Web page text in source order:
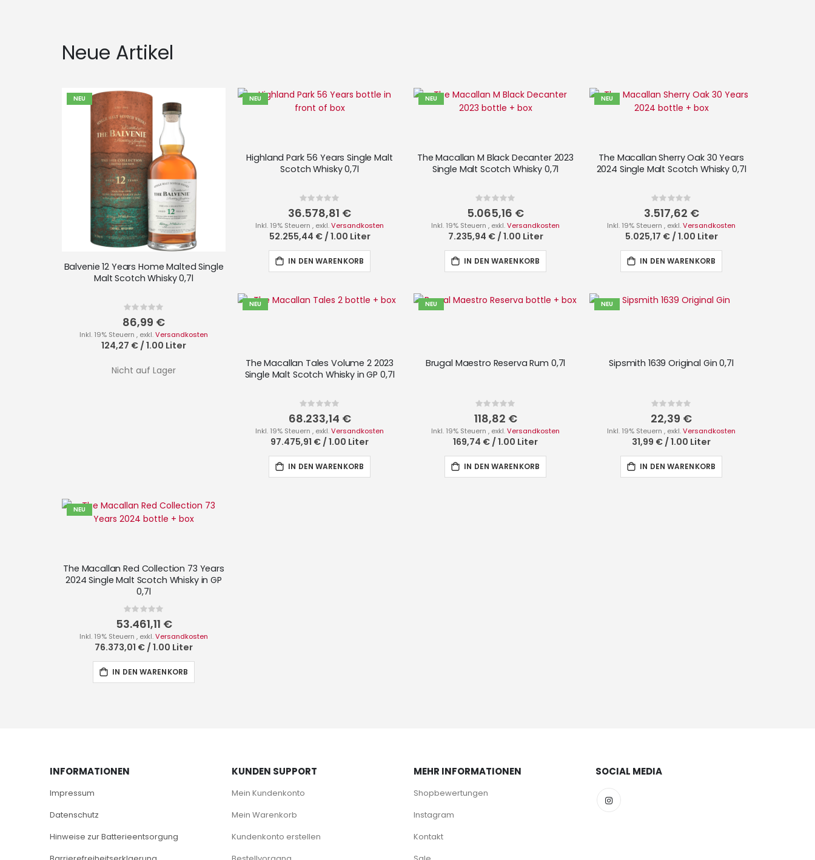
Neue Artikel
NEU
Balvenie 12 Years Home Malted Single
Malt Scotch Whisky 0,7l
Rating:
0%
86,99 €
Inkl. 19% Steuern , exkl.Versandkosten
124,27 € / 1.00 Liter
Nicht auf Lager
NEU
Highland Park 56 Years Single Malt
Scotch Whisky 0,7l
Rating:
0%
36.578,81 €
Inkl. 19% Steuern , exkl.Versandkosten
52.255,44 €/ 1.00 Liter
IN DEN WARENKORB
NEU
The Macallan M Black Decanter 2023
Single Malt Scotch Whisky 0,7l
Rating:
0%
5.065,16 €
Inkl. 19% Steuern , exkl.Versandkosten
7.235,94 €/ 1.00 Liter
IN DEN WARENKORB
NEU
The Macallan Sherry Oak 30 Years
2024 Single Malt Scotch Whisky 0,7l
Rating:
0%
3.517,62 €
Inkl. 19% Steuern , exkl.Versandkosten
5.025,17 €/ 1.00 Liter
IN DEN WARENKORB
NEU
The Macallan Tales Volume 2 2023
Single Malt Scotch Whisky in GP 0,7l
Rating:
0%
68.233,14 €
Inkl. 19% Steuern , exkl.Versandkosten
97.475,91 € / 1.00 Liter
IN DEN WARENKORB
NEU
Brugal Maestro Reserva Rum 0,7l
Rating:
0%
118,82 €
Inkl. 19% Steuern , exkl.Versandkosten
169,74 € / 1.00 Liter
IN DEN WARENKORB
NEU
Sipsmith 1639 Original Gin 0,7l
Rating:
0%
22,39 €
Inkl. 19% Steuern , exkl.Versandkosten
31,99 € / 1.00 Liter
IN DEN WARENKORB
NEU
The Macallan Red Collection 73 Years
2024 Single Malt Scotch Whisky in GP
0,7l
Rating:
0%
53.461,11 €
Inkl. 19% Steuern , exkl.Versandkosten
76.373,01 € / 1.00 Liter
IN DEN WARENKORB
INFORMATIONEN
Impressum
Datenschutz
Hinweise zur Batterieentsorgung
KUNDEN SUPPORT
Mein Kundenkonto
Mein Warenkorb
Kundenkonto erstellen
MEHR INFORMATIONEN
Shopbewertungen
Instagram
Kontakt
SOCIAL MEDIA